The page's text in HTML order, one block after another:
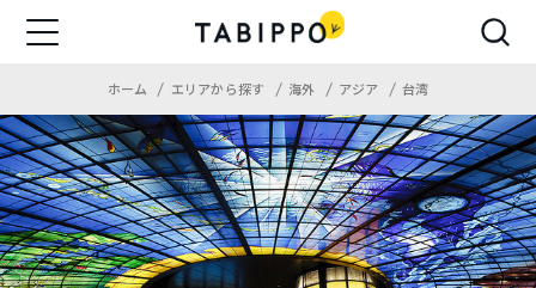
ホーム エリアから探す 海外 アジア 台湾